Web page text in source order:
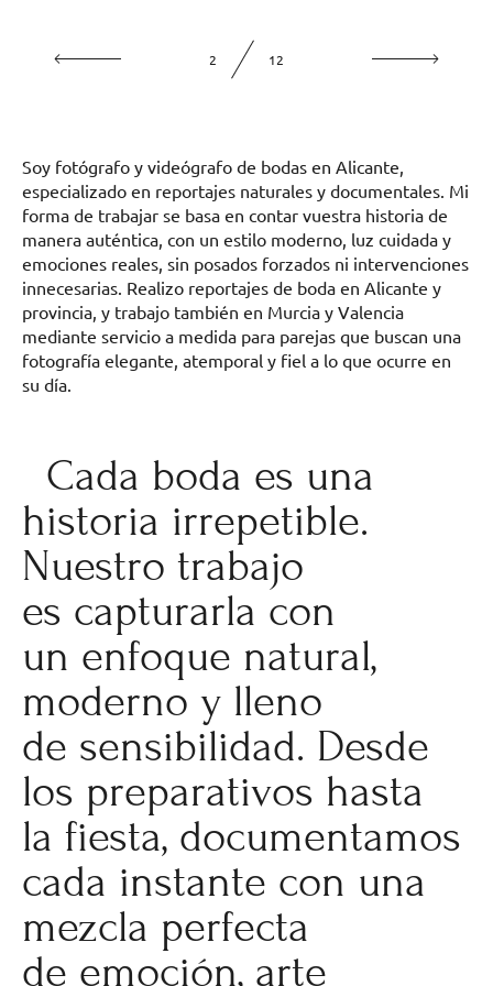
2 12
Soy fotógrafo y videógrafo de bodas en Alicante,
especializado en reportajes naturales y documentales. Mi
forma de trabajar se basa en contar vuestra historia de
manera auténtica, con un estilo moderno, luz cuidada y
emociones reales, sin posados forzados ni intervenciones
innecesarias. Realizo reportajes de boda en Alicante y
provincia, y trabajo también en Murcia y Valencia
mediante servicio a medida para parejas que buscan una
fotografía elegante, atemporal y fiel a lo que ocurre en
su día.
Cada boda es una
historia irrepetible.
Nuestro trabajo
es capturarla con
un enfoque natural,
moderno y lleno
de sensibilidad. Desde
los preparativos hasta
la fiesta, documentamos
cada instante con una
mezcla perfecta
de emoción, arte